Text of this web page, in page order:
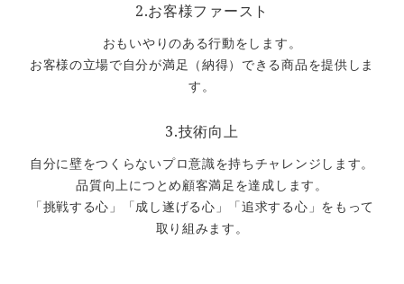
2.お客様ファースト
おもいやりのある行動をします。
お客様の立場で自分が満足（納得）できる商品を提供しま
す。
3.技術向上
自分に壁をつくらないプロ意識を持ちチャレンジします。
品質向上につとめ顧客満足を達成します。
「挑戦する心」「成し遂げる心」「追求する心」をもって
取り組みます。